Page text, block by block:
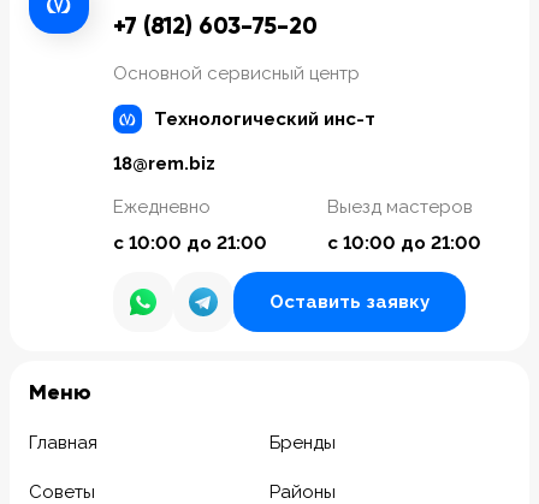
+7 (812) 603-75-20
Основной сервисный центр
Технологический инс-т
18@rem.biz
Ежедневно
с 10:00 до 21:00
Выезд мастеров
с 10:00 до 21:00
Оставить заявку
Meню
Главная Бренды
Советы Районы